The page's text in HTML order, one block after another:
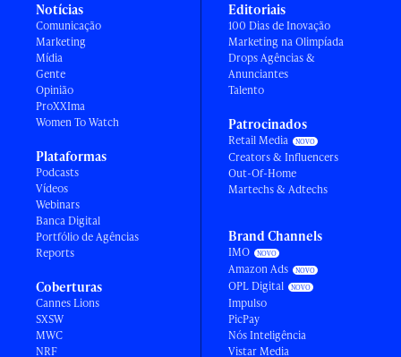
Notícias
Comunicação
Marketing
Mídia
Gente
Opinião
ProXXIma
Women To Watch
Plataformas
Podcasts
Vídeos
Webinars
Banca Digital
Portfólio de Agências
Reports
Coberturas
Cannes Lions
SXSW
MWC
NRF
Editoriais
100 Dias de Inovação
Marketing na Olimpíada
Drops Agências &
Anunciantes
Talento
Patrocinados
Retail Media
Creators & Influencers
Out-Of-Home
Martechs & Adtechs
Brand Channels
IMO
Amazon Ads
OPL Digital
Impulso
PicPay
Nós Inteligência
Vistar Media